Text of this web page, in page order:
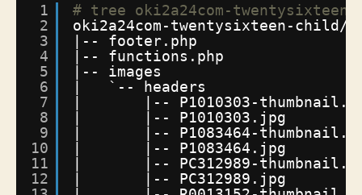
1
2
3
4
5
6
7
8
9
10
11
12
# tree oki2a24com-
oki2a24com-twentysixteen-child/
|-- footer.php
|-- functions.php
|-- images
|   `-- headers
|       |-- P1010303-
|       |-- P1010303.jpg
|       |-- P1083464-
|       |-- P1083464.jpg
|       |-- PC312989-
|       |-- PC312989.jpg